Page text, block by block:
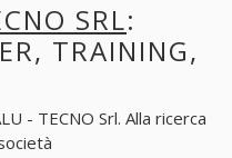
SRL:
TRAINING,
- TECNO Srl. Alla ricerca